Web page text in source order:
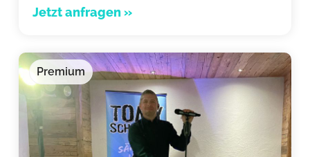
Jetzt anfragen »
Premium